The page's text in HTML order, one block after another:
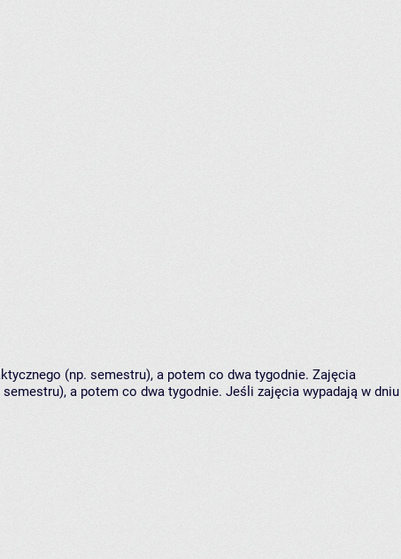
(np. semestru), a potem co dwa tygodnie. Zajęcia
a potem co dwa tygodnie. Jeśli zajęcia wypadają w dniu